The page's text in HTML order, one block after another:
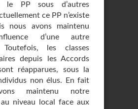
le PP sous d’autres
ce PP n’existe
nous avons maintenu
d’une autre
Toutefois, les classes
depuis les Accords
réapparues, sous la
non élus. En fait
maintenu notre
niveau local face aux